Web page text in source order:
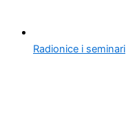
Radionice i seminari